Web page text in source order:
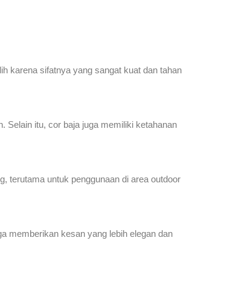
karena sifatnya yang sangat kuat dan tahan
Selain itu, cor baja juga memiliki ketahanan
terutama untuk penggunaan di area outdoor
memberikan kesan yang lebih elegan dan